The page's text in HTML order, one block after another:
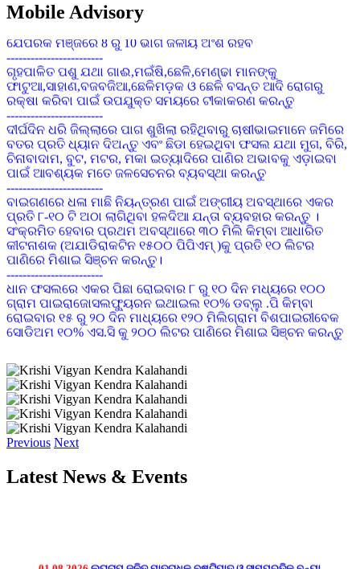
Mobile Advisory
ଦିଅନ୍ତୁ ଏବଂ ଅମଳ ପରେ ମଞ୍ଜିକୁ ଖରାରେ ଭଲ ଭାବରେ ଶୁଖାନ୍ତୁ
ଯେପରିକି ମଞ୍ଜିରେ 8 ରୁ 10 ଭାଗ ଜଳୀୟ ଅଂଶ ରହିବ
------------------------
ଗୃହପାଳିତ ପଶୁ ଯଥା ଗାଈ,ମଇଁଷି,ଛେଳି,ମେଣ୍ଢା ମାନଙ୍କୁ
ଫାଟୁଆ,ସାହାଣ,ବଜବଜିଆ,ଛେଳିମଡ଼କ ଓ ଛେଳି ବସନ୍ତ ଆଦି ରୋଗରୁ
ରକ୍ଷା କରିବା ପାଇଁ ଉପଯୁକ୍ତ ସମୟରେ ଟୀକାକରଣ କରନ୍ତୁ
------------------------
ଦୀର୍ଘଦିନ ଧରି ଜିଲ୍ଲାରେ ପାଗ ଶୁଖିଲା ରହିଥିବାରୁ ଚାଷୀଭାଇମାନେ ଜମିରେ
ବତର ପ୍ରତି ଧ୍ୟାନ ଦିଅନ୍ତୁ ଏବଂ ଛିଡା ହେଇଥିବା ଫସଲ ଯଥା ମୁଗ, ବିରି,
ଚିନାବାଦାମ, ବୁଟ, ମଟର, ମକା ଇତ୍ୟାଦିରେ ପାଣିର ଅଭାବକୁ ଏଡ଼ାଇବା
ପାଇଁ ଆବଶ୍ୟକ ମତେ ଜଳସେଚନର ବ୍ୟବସ୍ଥା କରନ୍ତୁ
------------------------
ବାଇଗଣରେ ଧଳା ମାଛି ନିୟନ୍ତ୍ରଣ ପାଇଁ ଅଙ୍ଗୀୟ ଅବସ୍ଥାରେ ଏକର
ପ୍ରତି ୮-୧୦ ଟି ଅଠା ଲାଗିଥିବା ହଳଦିଆ ଯନ୍ତା ବ୍ୟବହାର କରନ୍ତୁ ।
ସଂକ୍ରମିତ ହେବାର ପ୍ରଥମ ଅବସ୍ଥାରେ ୩୦ ମିଲି କିମ୍ବା ଆଧାରିତ
କୀଟନାଶକ (ଅଯାଡିରାକଟିନ ୧୫୦୦ ପିପିଏମ୍ )କୁ ପ୍ରତି ୧୦ ଲିଟର
ପାଣିରେ ମିଶାଇ ସିଞ୍ଚନ କରନ୍ତୁ।
------------------------
ଧାନ ଫସଲରେ ଏକର ପିଛା ରୋଇବାର ୮ ରୁ ୧୦ ଦିନ ମଧ୍ୟରେ ୧୦୦
ଗ୍ରାମ ପାଇରାଜୋସଲଫ୍ୟୁରନ ଇଥାଇଲ ୧୦% ଡବ୍ଲୁ .ପି କିମ୍ବା
ରୋଇବାର ୧୫ ରୁ ୨୦ ଦିନ ମାଧ୍ୟରେ ୧୨୦ ମିଲିଗ୍ରାମ ବିଶପାଇରୀବେକ
ସୋଡିଅମ ୧୦% ଏସ.ସି କୁ ୨୦୦ ଲିଟର ପାଣିରେ ମିଶାଇ ସିଞ୍ଚନ କରନ୍ତୁ
------------------------
ଛଟା ବୁଣା ଧନରେ ପ୍ରଥମ କିସ୍ତି ସାର ହିସାବରେ ଏକର ପିଛା ୨୪ କି.ଗ୍ରା
ରୁଆ ଧାନ କ୍ଷେତ୍ରରେ ଶେଷ ଥର କାଦୁଅ କରିବା ସମୟରେ ମୂଳ ସାର
ଭାବେ ଏକର ପିଛା ଡି.ଏ.ପି ୪୪ କି.ଗ୍ରା ଓ ୨୨ କି.ଗ୍ରା. ଏମ.ଓ.ପି ସାର
ପ୍ରୟୋଗ କରନ୍ତୁ ଏବଂ ରୋଇବାର ୨୦ ରୁ ୨୫ ଦିନ ମଧ୍ୟରେ ୩୫ କି.ଗ୍ରା.
ୟୁରିଆ ସାରକୁ ପ୍ରଥମ କିସ୍ତି ସାର ହିସାବରେ ପ୍ରୟୋଗ କରନ୍ତୁ ।
------------------------
ଡାଲିଜାତୀୟ ଫସଲରେ ପତ୍ର ହଳଦିଆ ରୋଗ(YMV)ଦେଖାଦେଲେ
ମିଶାଇ ସିଞ୍ଚନ କରନ୍ତୁ
------------------------
Previous Next
Latest News & Events
ପରିପ୍ରେକ୍ଷୀରେ ଫସଲ ପରିଚାଳନା ପାଇଁ ପରାମର୍ଶ